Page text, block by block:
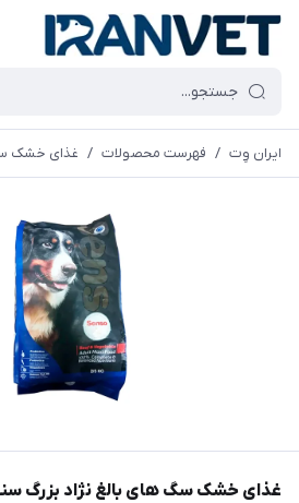
ایران وِت / فهرست محصولات / غذای خشک سگ
غذای خشک سگ های بالغ نژاد بزرگ سنسو _ وزن